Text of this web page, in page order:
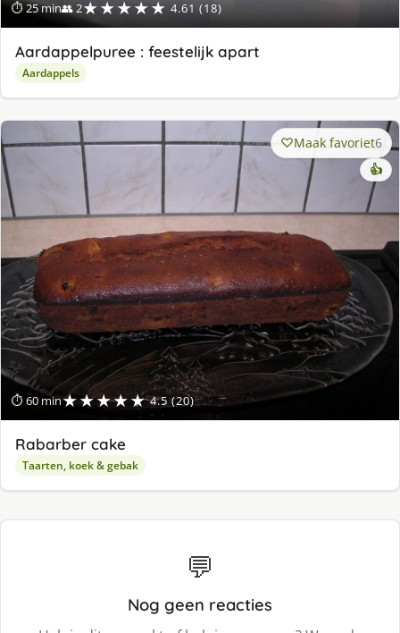
⏱ 25 min👥 2★★★★★ 4.61 (18)
Aardappelpuree : feestelijk apart
Aardappels
⏱ 60 min★★★★★ 4.5 (20)
Maak favoriet6
👍
Rabarber cake
Taarten, koek & gebak
💬
Nog geen reacties